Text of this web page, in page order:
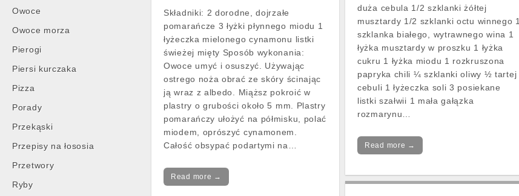
Owoce
Owoce morza
Pierogi
Piersi kurczaka
Pizza
Porady
Przekąski
Przepisy na łososia
Przetwory
Ryby
Składniki: 2 dorodne, dojrzałe
pomarańcze 3 łyżki płynnego miodu 1
łyżeczka mielonego cynamonu listki
świeżej mięty Sposób wykonania:
Owoce umyć i osuszyć. Używając
ostrego noża obrać ze skóry ścinając
ją wraz z albedo. Miąższ pokroić w
plastry o grubości około 5 mm. Plastry
pomarańczy ułożyć na półmisku, polać
miodem, oprószyć cynamonem.
Całość obsypać podartymi na…
Read more →
duża cebula 1/2 szklanki żółtej
musztardy 1/2 szklanki octu winnego 1
szklanka białego, wytrawnego wina 1
łyżka musztardy w proszku 1 łyżka
cukru 1 łyżka miodu 1 rozkruszona
papryka chili ¼ szklanki oliwy ½ tartej
cebuli 1 łyżeczka soli 3 posiekane
listki szałwii 1 mała gałązka
rozmarynu…
Read more →